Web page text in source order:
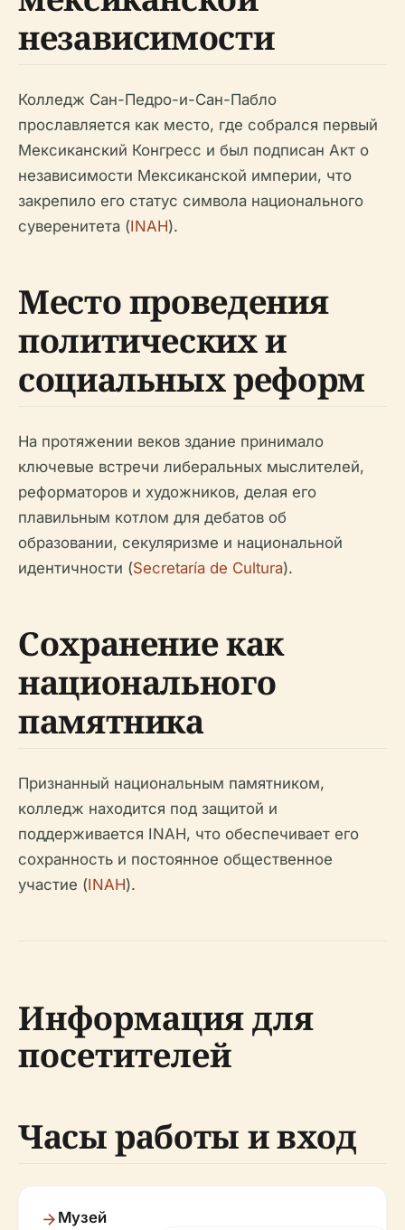
независимости
Колледж Сан-Педро-и-Сан-Пабло
прославляется как место, где собрался первый
Мексиканский Конгресс и был подписан Акт о
независимости Мексиканской империи, что
закрепило его статус символа национального
суверенитета (INAH).
Место проведения
политических и
социальных реформ
На протяжении веков здание принимало
ключевые встречи либеральных мыслителей,
реформаторов и художников, делая его
плавильным котлом для дебатов об
образовании, секуляризме и национальной
идентичности (Secretaría de Cultura).
Сохранение как
национального
памятника
Признанный национальным памятником,
колледж находится под защитой и
поддерживается INAH, что обеспечивает его
сохранность и постоянное общественное
участие (INAH).
Информация для
посетителей
Часы работы и вход
Музей